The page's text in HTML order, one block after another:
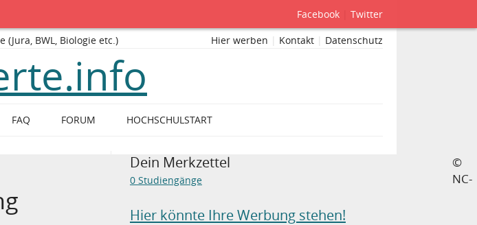
Dein Merkzettel
0 Studiengänge
Hier könnte Ihre Werbung stehen!
©
NC-
Facebook Twitter
BWL, Biologie etc.) Hier werben Kontakt Datenschutz
FAQ FORUM HOCHSCHULSTART